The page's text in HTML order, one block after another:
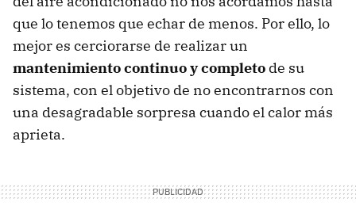
que lo tenemos que echar de menos. Por ello, lo
mejor es cerciorarse de realizar un
mantenimiento continuo y completo de su
sistema, con el objetivo de no encontrarnos con
una desagradable sorpresa cuando el calor más
aprieta.